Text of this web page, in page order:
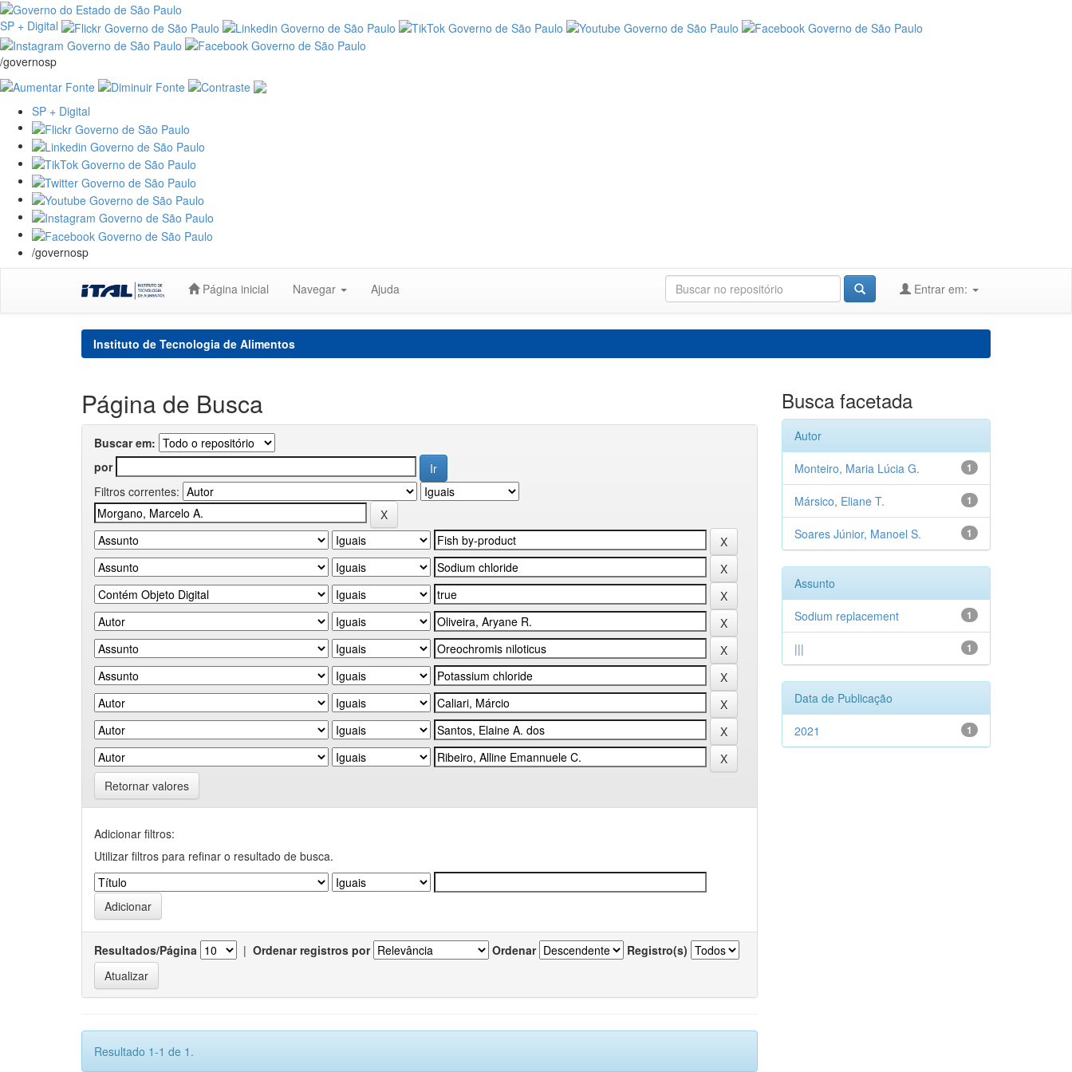
SP + Digital
/governosp
SP + Digital
/governosp
Página inicial Navegar Ajuda Entrar em:
Instituto de Tecnologia de Alimentos
Página de Busca
Buscar em:
por
Filtros correntes:
Retornar valores
Adicionar filtros:
Utilizar filtros para refinar o resultado de busca.
Resultados/Página | Ordenar registros por Ordenar Registro(s)
Resultado 1-1 de 1.
Busca facetada
Autor
1
Monteiro, Maria Lúcia G.
1
Mársico, Eliane T.
1
Soares Júnior, Manoel S.
Assunto
1
Sodium replacement
1
|||
Data de Publicação
1
2021